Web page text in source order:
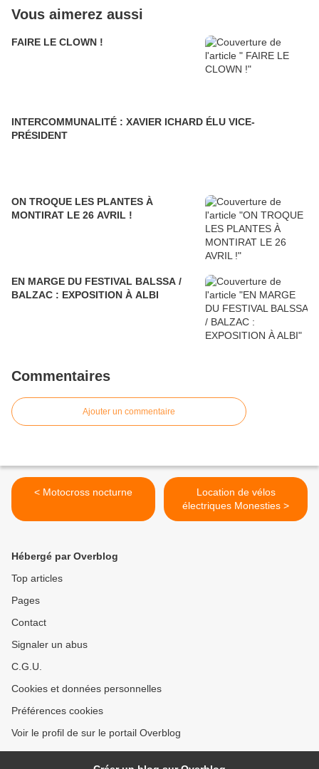
Vous aimerez aussi
FAIRE LE CLOWN !
INTERCOMMUNALITÉ : XAVIER ICHARD ÉLU VICE-
PRÉSIDENT
ON TROQUE LES PLANTES À
MONTIRAT LE 26 AVRIL !
EN MARGE DU FESTIVAL BALSSA /
BALZAC : EXPOSITION À ALBI
Commentaires
Ajouter un commentaire
< Motocross nocturne
Location de vélos
électriques Monesties >
Hébergé par Overblog
Top articles
Pages
Contact
Signaler un abus
C.G.U.
Cookies et données personnelles
Préférences cookies
Voir le profil de sur le portail Overblog